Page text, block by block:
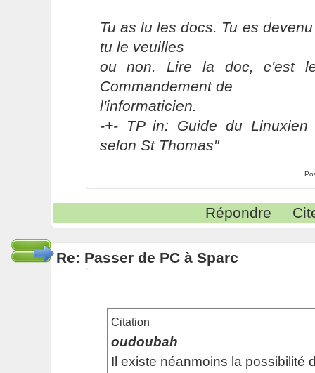
Tu as lu les docs. Tu es
tu le veuilles
ou non. Lire la doc, c'est
Commandement de
l'informaticien.
-+- TP in: Guide du Linuxien
selon St Thomas"
Répondre
Re: Passer de PC à Sparc
Citation
oudoubah
Il existe néanmoins la possibilité